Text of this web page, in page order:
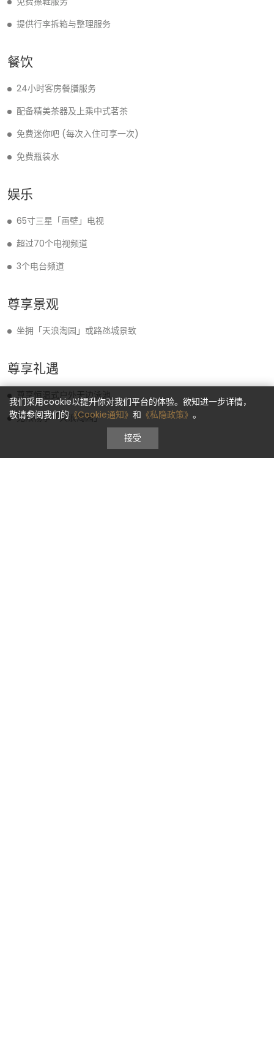
提供行李拆箱与整理服务
餐饮
24小时客房餐膳服务
配备精美茶器及上乘中式茗茶
免费迷你吧 (每次入住可享一次)
免费瓶装水
娱乐
65寸三星「画壁」电视
超过70个电视频道
3个电台频道
尊享景观
坐拥「天浪淘园」或路氹城景致
尊享礼遇
尊享恒温式户外无边泳池
无限畅享「天浪淘园」
我们采用cookie以提升你对我们平台的体验。欲知进一步详情，
敬请参阅我们的《Cookie通知》 和 《私隐政策》 。
接受